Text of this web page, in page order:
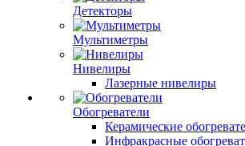
Детекторы
Мультиметры
Нивелиры
Лазерные нивелиры
Обогреватели
Керамические
Инфракрасные